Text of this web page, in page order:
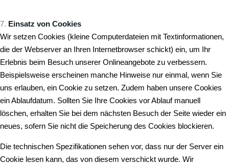
Einsatz von Cookies
Wir setzen Cookies (kleine Computerdateien mit Textinformationen,
die der Webserver an Ihren Internetbrowser schickt) ein, um Ihr
Erlebnis beim Besuch unserer Onlineangebote zu verbessern.
Beispielsweise erscheinen manche Hinweise nur einmal, wenn Sie
uns erlauben, ein Cookie zu setzen. Zudem haben unsere Cookies
ein Ablaufdatum. Sollten Sie Ihre Cookies vor Ablauf manuell
löschen, erhalten Sie bei dem nächsten Besuch der Seite wieder ein
neues, sofern Sie nicht die Speicherung des Cookies blockieren.
Die technischen Spezifikationen sehen vor, dass nur der Server ein
Cookie lesen kann, das von diesem verschickt wurde. Wir